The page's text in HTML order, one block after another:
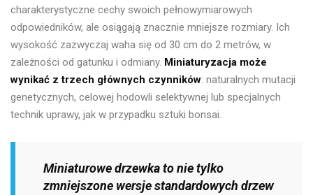
charakterystyczne cechy swoich pełnowymiarowych
odpowiedników, ale osiągają znacznie mniejsze rozmiary. Ich
wysokość zazwyczaj waha się od 30 cm do 2 metrów, w
zależności od gatunku i odmiany. Miniaturyzacja może
wynikać z trzech głównych czynników: naturalnych mutacji
genetycznych, celowej hodowli selektywnej lub specjalnych
technik uprawy, jak w przypadku sztuki bonsai.
Miniaturowe drzewka to nie tylko
zmniejszone wersje standardowych drzew